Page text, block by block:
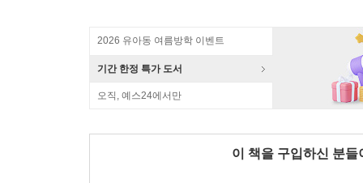
2026 유아동 여름방학 이벤트
기간 한정 특가 도서
오직, 예스24에서만
이 책을 구입하신 분